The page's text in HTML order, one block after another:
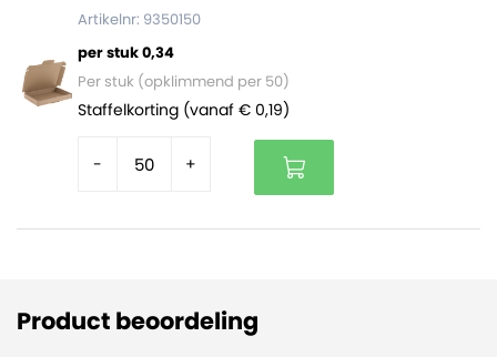
Artikelnr: 9350150
per stuk 0,34
Per stuk (opklimmend per 50)
Staffelkorting (vanaf € 0,19)
- +
Product beoordeling